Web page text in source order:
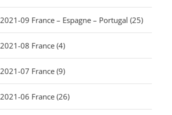
2021-09 France – Espagne – Portugal (25)
2021-08 France (4)
2021-07 France (9)
2021-06 France (26)